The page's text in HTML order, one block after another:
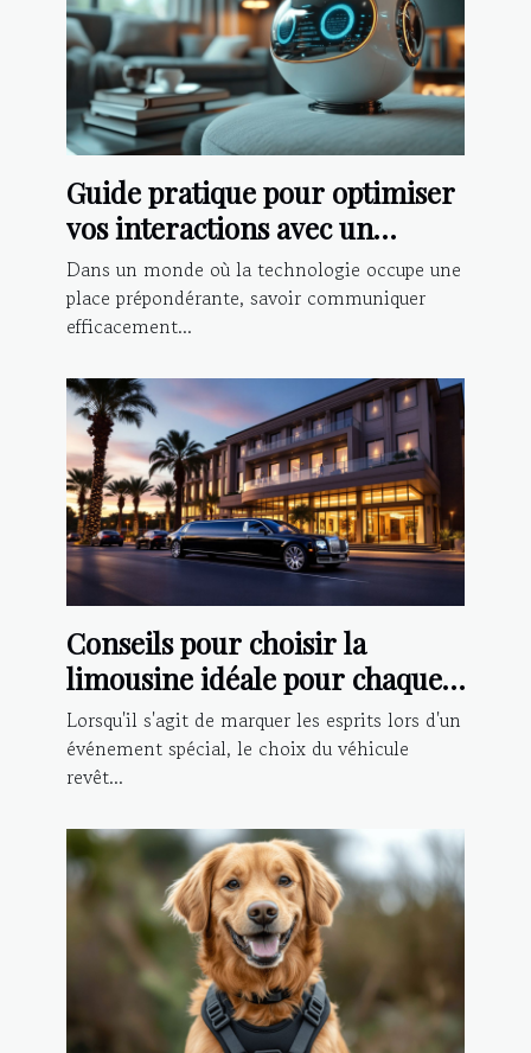
Guide pratique pour optimiser
vos interactions avec un
chatbot IA
Dans un monde où la technologie occupe une
place prépondérante, savoir communiquer
efficacement...
Conseils pour choisir la
limousine idéale pour chaque
type d'événement
Lorsqu'il s'agit de marquer les esprits lors d'un
événement spécial, le choix du véhicule
revêt...